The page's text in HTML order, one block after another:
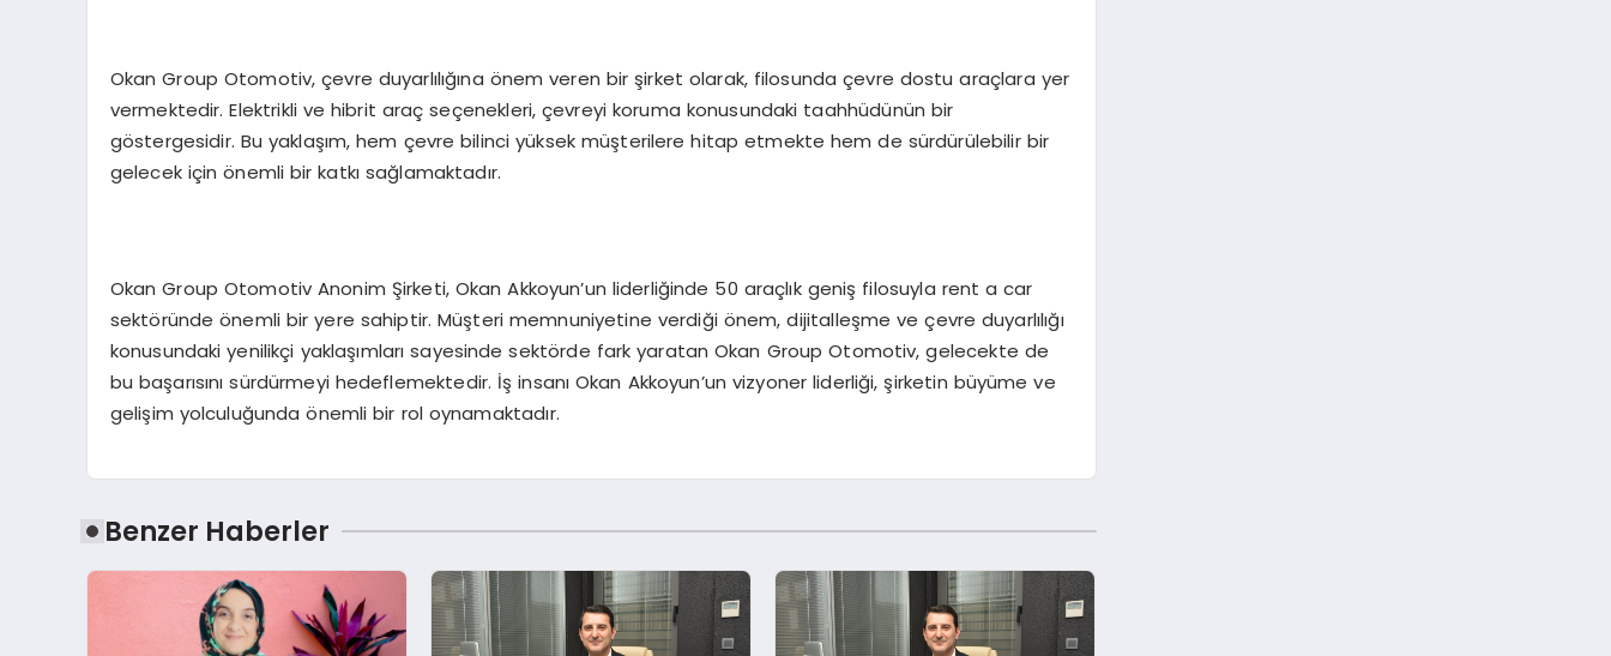
Okan Group Otomotiv, çevre duyarlılığına önem veren bir şirket olarak, filosunda çevre dostu araçlara yer
vermektedir. Elektrikli ve hibrit araç seçenekleri, çevreyi koruma konusundaki taahhüdünün bir
göstergesidir. Bu yaklaşım, hem çevre bilinci yüksek müşterilere hitap etmekte hem de sürdürülebilir bir
gelecek için önemli bir katkı sağlamaktadır.
Okan Group Otomotiv Anonim Şirketi, Okan Akkoyun’un liderliğinde 50 araçlık geniş filosuyla rent a car
sektöründe önemli bir yere sahiptir. Müşteri memnuniyetine verdiği önem, dijitalleşme ve çevre duyarlılığı
konusundaki yenilikçi yaklaşımları sayesinde sektörde fark yaratan Okan Group Otomotiv, gelecekte de
bu başarısını sürdürmeyi hedeflemektedir. İş insanı Okan Akkoyun’un vizyoner liderliği, şirketin büyüme ve
gelişim yolculuğunda önemli bir rol oynamaktadır.
Benzer Haberler